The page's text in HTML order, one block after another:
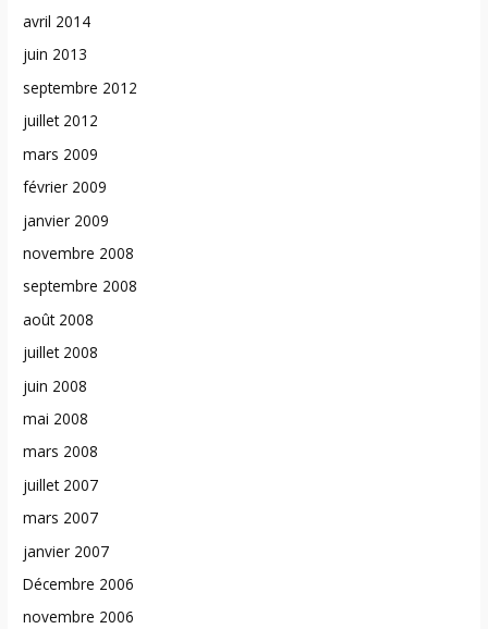
avril 2014
juin 2013
septembre 2012
juillet 2012
mars 2009
février 2009
janvier 2009
novembre 2008
septembre 2008
août 2008
juillet 2008
juin 2008
mai 2008
mars 2008
juillet 2007
mars 2007
janvier 2007
Décembre 2006
novembre 2006